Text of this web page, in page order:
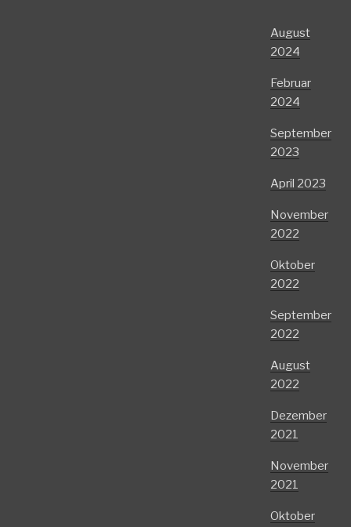
August
2024
Februar
2024
September
2023
April 2023
November
2022
Oktober
2022
September
2022
August
2022
Dezember
2021
November
2021
Oktober